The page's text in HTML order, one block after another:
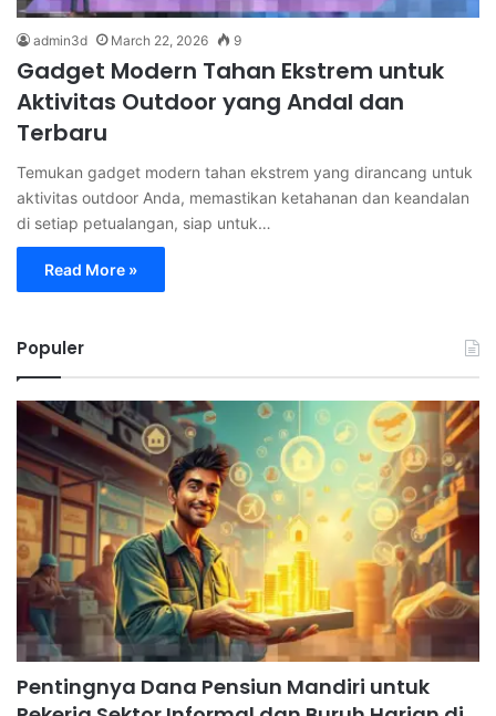
admin3d March 22, 2026 9
Gadget Modern Tahan Ekstrem untuk
Aktivitas Outdoor yang Andal dan
Terbaru
Temukan gadget modern tahan ekstrem yang dirancang untuk
aktivitas outdoor Anda, memastikan ketahanan dan keandalan
di setiap petualangan, siap untuk…
Read More »
Populer
Pentingnya Dana Pensiun Mandiri untuk